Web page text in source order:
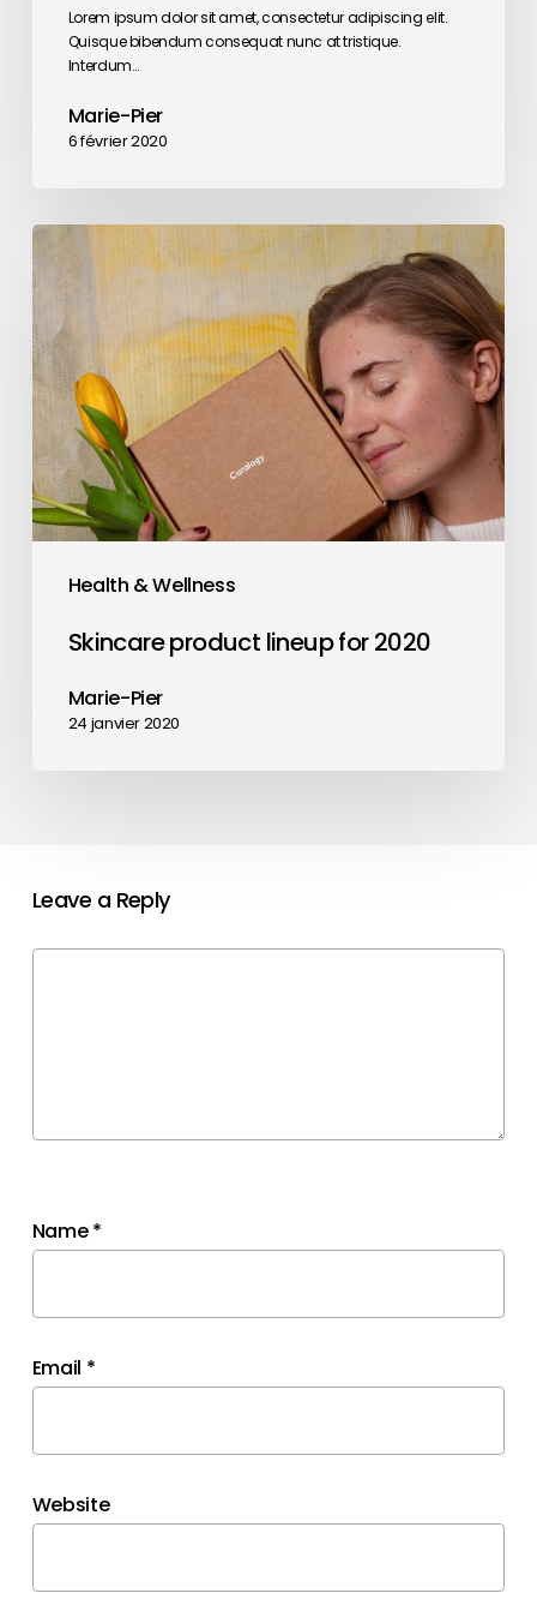
Lorem ipsum dolor sit amet, consectetur adipiscing elit.
Quisque bibendum consequat nunc at tristique.
Interdum…
Marie-Pier
6 février 2020
Health & Wellness
Skincare
product
lineup
for
2020
Skincare product lineup for 2020
Marie-Pier
24 janvier 2020
Leave a Reply
Name*
Email *
Website